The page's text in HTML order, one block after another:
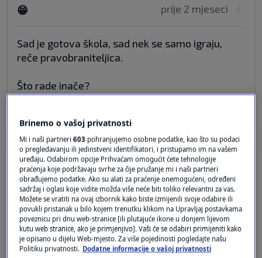
prije 2 mjeseci
😁
Sad je gotova škola, sad nek se samo igraju,
reče pravobraniteljica.
Što rade inače?
prije 2 mjeseci
MD
Bravo gospodine Profesore, brutalna istina u
svezi školskog sustava, koji je sve, samo ne za i
na dobrobit većine djece.
Sustav koji njeguje neodgovornost,
neprofesionalnost (zbog načina kadroviranja),
Brinemo o vašoj privatnosti
Mi i naši partneri603 pohranjujemo osobne podatke, kao što su podaci
o pregledavanju ili jedinstveni identifikatori, i pristupamo im na vašem
uređaju. Odabirom opcije Prihvaćam omogućit ćete tehnologije
praćenja koje podržavaju svrhe za čije pružanje mi i naši partneri
obrađujemo podatke. Ako su alati za praćenje onemogućeni, određeni
sadržaj i oglasi koje vidite možda više neće biti toliko relevantni za vas.
Možete se vratiti na ovaj izbornik kako biste izmijenili svoje odabire ili
povukli pristanak u bilo kojem trenutku klikom na Upravljaj postavkama
poveznicu pri dnu web-stranice [ili plutajuće ikone u donjem lijevom
kutu web stranice, ako je primjenjivo]. Vaši će se odabiri primijeniti kako
je opisano u dijelu Web-mjesto. Za više pojedinosti pogledajte našu
Politiku privatnosti. Dodatne informacije o vašoj privatnosti